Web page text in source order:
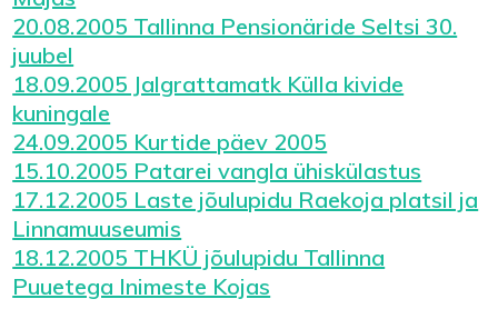
20.08.2005 Tallinna Pensionäride Seltsi 30.
juubel
18.09.2005 Jalgrattamatk Külla kivide
kuningale
24.09.2005 Kurtide päev 2005
15.10.2005 Patarei vangla ühiskülastus
17.12.2005 Laste jõulupidu Raekoja platsil ja
Linnamuuseumis
18.12.2005 THKÜ jõulupidu Tallinna
Puuetega Inimeste Kojas